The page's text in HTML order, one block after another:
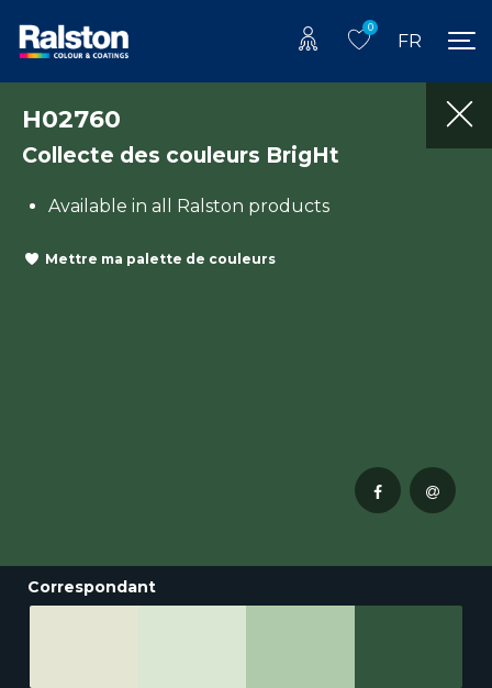
0
FR
H02760
Collecte des couleurs BrigHt
Available in all Ralston products
Mettre ma palette de couleurs
Correspondant